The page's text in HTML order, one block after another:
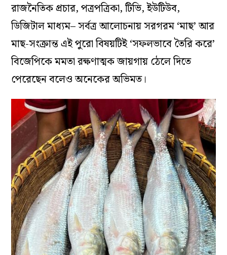
রাজনৈতিক প্রচার, পত্রপত্রিকা, টিভি, ইউটিউব,
ডিজিটাল মাধ্যম– সর্বত্র আলোচনায় সরগরম ‘মাছ’ আর
মাছ-সংক্রান্ত এই পুরো বিষয়টিই ‘সফলভাবে তৈরি করে’
বিজেপিকে মমতা রক্ষণাত্মক জায়গায় ঠেলে দিতে
পেরেছেন বলেও অনেকের অভিমত।